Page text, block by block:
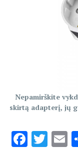
Nepamirškite
skirtą adapterį, jų